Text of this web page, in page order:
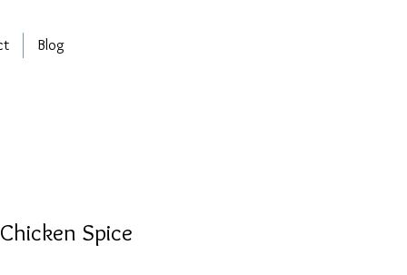
Blog
Spice